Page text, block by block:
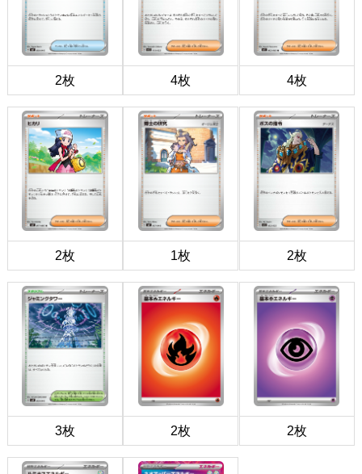
2枚 4枚 4枚
2枚 1枚 2枚
3枚 2枚 2枚